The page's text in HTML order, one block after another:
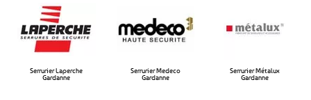
Serrurier Laperche
Gardanne​
Serrurier Medeco
Gardanne​
Serrurier Métalux
Gardanne​